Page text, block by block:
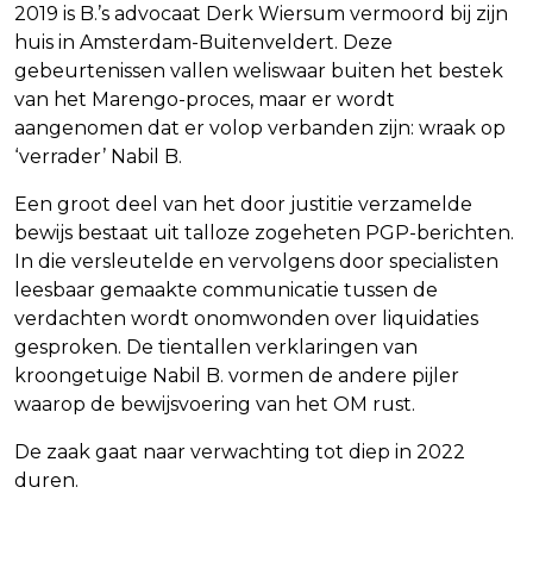
2019 is B.’s advocaat Derk Wiersum vermoord bij zijn
huis in Amsterdam-Buitenveldert. Deze
gebeurtenissen vallen weliswaar buiten het bestek
van het Marengo-proces, maar er wordt
aangenomen dat er volop verbanden zijn: wraak op
‘verrader’ Nabil B.
Een groot deel van het door justitie verzamelde
bewijs bestaat uit talloze zogeheten PGP-berichten.
In die versleutelde en vervolgens door specialisten
leesbaar gemaakte communicatie tussen de
verdachten wordt onomwonden over liquidaties
gesproken. De tientallen verklaringen van
kroongetuige Nabil B. vormen de andere pijler
waarop de bewijsvoering van het OM rust.
De zaak gaat naar verwachting tot diep in 2022
duren.